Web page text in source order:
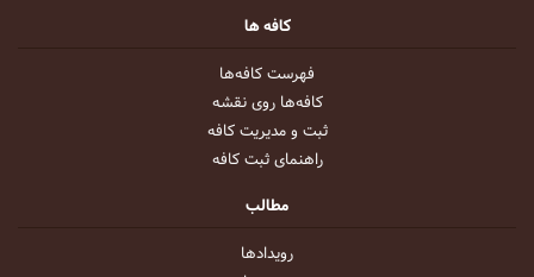
کافه ها
فهرست کافه‌ها
کافه‌ها روی نقشه
ثبت و مدیریت کافه
راهنمای ثبت کافه
مطالب
رویداد‌ها